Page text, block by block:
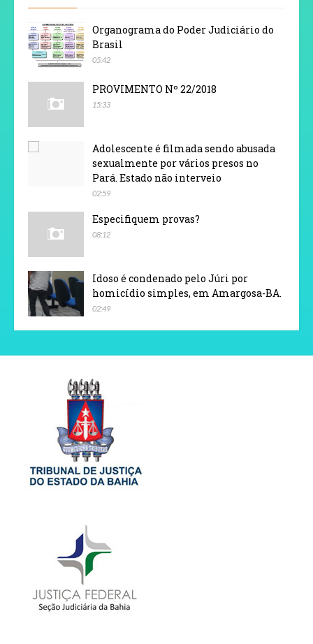
Organograma do Poder Judiciário do
Brasil
05:42
PROVIMENTO Nº 22/2018
15:33
Adolescente é filmada sendo abusada
sexualmente por vários presos no
Pará. Estado não interveio
02:59
Especifiquem provas?
08:12
Idoso é condenado pelo Júri por
homicídio simples, em Amargosa-BA.
02:49